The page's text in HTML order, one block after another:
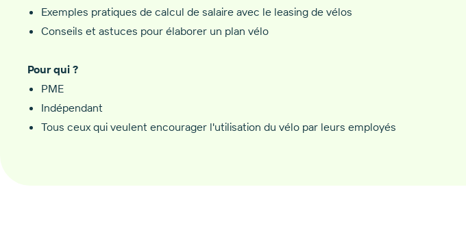
Exemples pratiques de calcul de salaire avec le leasing de vélos
Conseils et astuces pour élaborer un plan vélo
Pour qui ?
PME
Indépendant
Tous ceux qui veulent encourager l'utilisation du vélo par leurs employés